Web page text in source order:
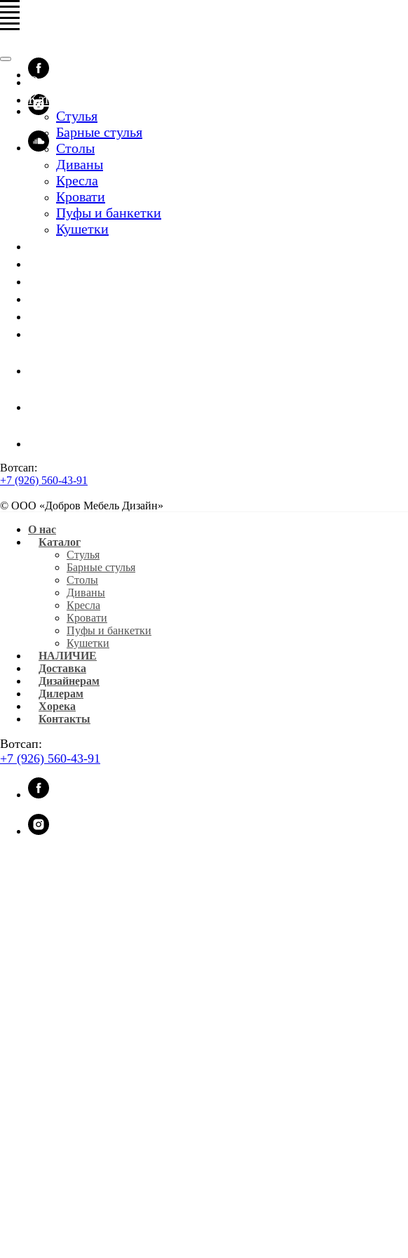
О нас
Каталог
Стулья
Барные стулья
Столы
Диваны
Кресла
Кровати
Пуфы и банкетки
Кушетки
Вотсап:
+7 (926) 560-43-91
© ООО «Добров Мебель Дизайн»
О нас
Каталог
Стулья
Барные стулья
Столы
Диваны
Кресла
Кровати
Пуфы и банкетки
Кушетки
НАЛИЧИЕ
Доставка
Дизайнерам
Дилерам
Хорека
Контакты
Вотсап:
+7 (926) 560-43-91